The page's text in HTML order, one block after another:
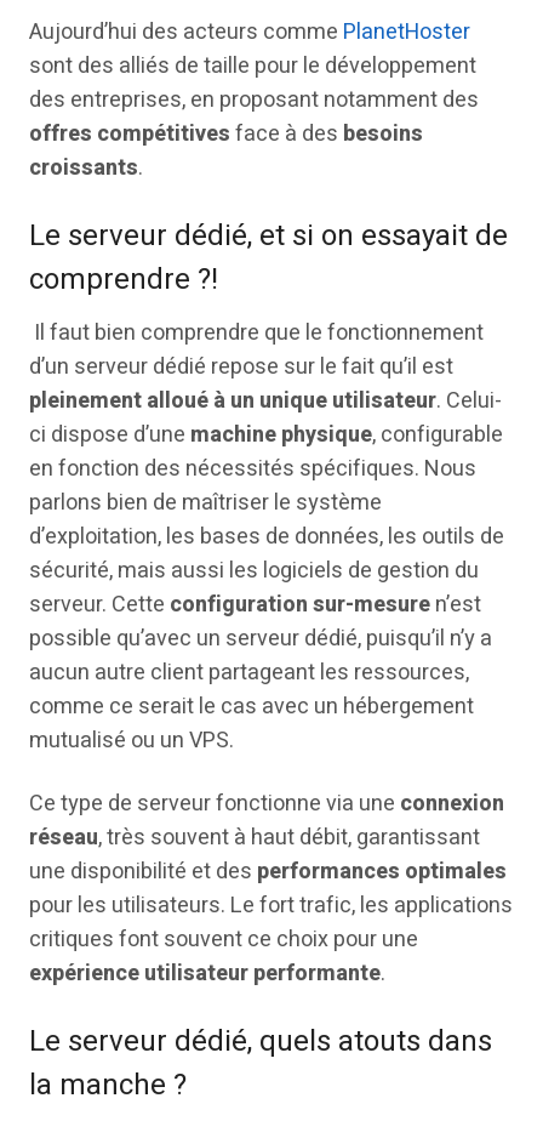
Aujourd’hui des acteurs comme PlanetHoster
sont des alliés de taille pour le développement
des entreprises, en proposant notamment des
offres compétitivesface à des besoins
croissants.
Le serveur dédié, et si on essayait de
comprendre ?!
Il faut bien comprendre que le fonctionnement
d’un serveur dédié repose sur le fait qu’il est
pleinement alloué à un unique utilisateur. Celui-
ci dispose d’une machine physique, configurable
en fonction des nécessités spécifiques. Nous
parlons bien de maîtriser le système
d’exploitation, les bases de données, les outils de
sécurité, mais aussi les logiciels de gestion du
serveur. Cette configurationsur-mesuren’est
possible qu’avec un serveur dédié, puisqu’il n’y a
aucun autre client partageant les ressources,
comme ce serait le cas avec un hébergement
mutualisé ou un VPS.
Ce type de serveur fonctionne via une connexion
réseau, très souvent à haut débit, garantissant
une disponibilité et des performances optimales
pour les utilisateurs. Le fort trafic, les applications
critiques font souvent ce choix pour une
expérience utilisateur performante.
Le serveur dédié, quels atouts dans
la manche ?